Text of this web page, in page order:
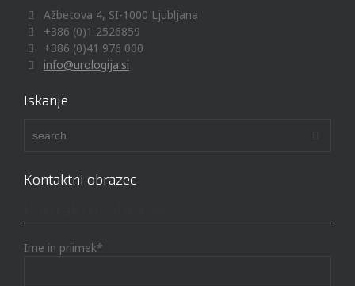
Ažbetova 4, SI-1000 Ljubljana
+386 (0)1 2526859
+386 (0)41 976 000
info@urologija.si
Iskanje
Kontaktni obrazec
Ime in priimek*